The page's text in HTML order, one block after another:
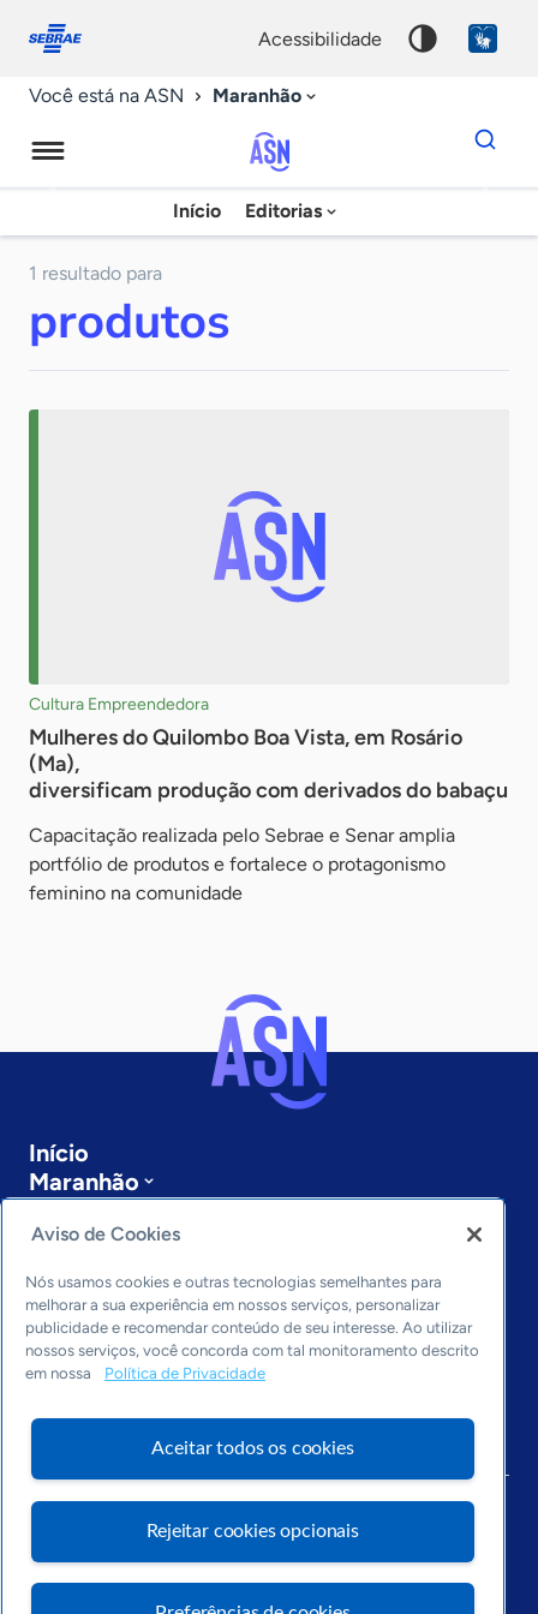
conosco
acessibilidade
Você está na ASN Maranhão
Agência
Sebrae
Início Editorias
Dados
para
chave
1 resultado para
produtos
Cultura Empreendedora
Mulheres do Quilombo Boa Vista, em Rosário
(Ma),
diversificam produção com derivados do babaçu
Capacitação realizada pelo Sebrae e Senar amplia
portfólio de produtos e fortalece o protagonismo
feminino na comunidade
Início
Maranhão
Últimas notícias
Entre em contato
Editorias
Economia & Política
Inovação & Tecnologia
Dados
Aviso de Cookies
Nós usamos cookies e outras tecnologias semelhantes para
melhorar a sua experiência em nossos serviços, personalizar
publicidade e recomendar conteúdo de seu interesse. Ao utilizar
nossos serviços, você concorda com tal monitoramento descrito
em nossa
Política de Privacidade
Aceitar todos os cookies
Rejeitar cookies opcionais